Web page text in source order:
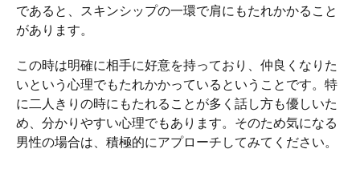
であると、スキンシップの一環で肩にもたれかかること
があります。
この時は明確に相手に好意を持っており、仲良くなりた
いという心理でもたれかかっているということです。特
に二人きりの時にもたれることが多く話し方も優しいた
め、分かりやすい心理でもあります。そのため気になる
男性の場合は、積極的にアプローチしてみてください。